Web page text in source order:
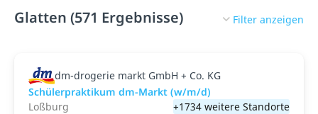
Glatten (571 Ergebnisse) Filter anzeigen
dm-drogerie markt GmbH + Co. KG
Schülerpraktikum dm-Markt (w/m/d)
Loßburg
+1734 weitere Standorte